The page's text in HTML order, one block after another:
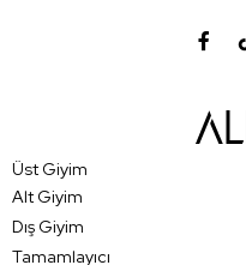
Üst Giyim
Alt Giyim
Dış Giyim
Tamamlayıcı